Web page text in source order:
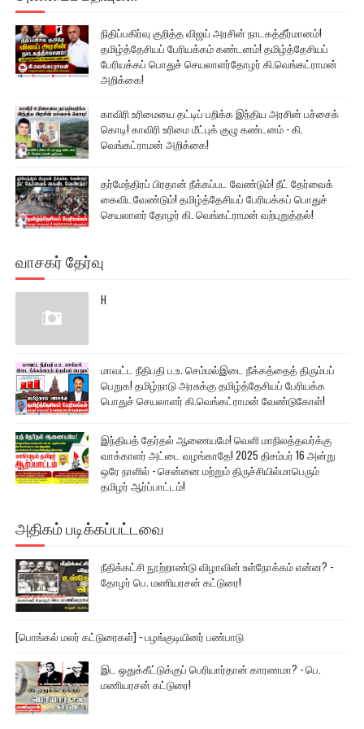
நிதிப்பகிர்வு குறித்த விஜய் அரசின் நாடகத்தீர்மானம்!
தமிழ்த்தேசியப் பேரியக்கம் கண்டனம்! தமிழ்த்தேசியப்
பேரியக்கப் பொதுச் செயலாளர்தோழர் கி.வெங்கட்ராமன்
அறிக்கை!
காவிரி உரிமையை தட்டிப் பறிக்க இந்திய அரசின் பச்சைக்
கொடி! காவிரி உரிமை மீட்புக் குழு கண்டனம் - கி.
வெங்கட்ராமன் அறிக்கை!
தர்மேந்திரப் பிரதான் நீக்கப்பட வேண்டும்! நீட் தேர்வைக்
கைவிடவேண்டும்! தமிழ்த்தேசியப் பேரியக்கப் பொதுச்
செயலாளர் தோழர் கி. வெங்கட்ராமன் வற்புறுத்தல்!
வாசகர் தேர்வு
H
மாவட்ட நீதிபதி ப.உ. செம்மல்இடை நீக்கத்தைத் திரும்பப்
பெறுக! தமிழ்நாடு அரசுக்கு தமிழ்த்தேசியப் பேரியக்க
பொதுச் செயலாளர் கி.வெங்கட்ராமன் வேண்டுகோள்!
இந்தியத் தேர்தல் ஆணையமே! வெளி மாநிலத்தவர்க்கு
வாக்காளர் அட்டை வழங்காதே! 2025 திசம்பர் 16 அன்று
ஒரே நாளில் - சென்னை மற்றும் திருச்சியில்மாபெரும்
தமிழர் ஆர்ப்பாட்டம்!
அதிகம் படிக்கப்பட்டவை
நீதிக்கட்சி நூற்றாண்டு விழாவின் உள்நோக்கம் என்ன? -
தோழர் பெ. மணியரசன் கட்டுரை!
[பொங்கல் மலர் கட்டுரைகள்] - பழங்குடியினர் பண்பாடு
இட ஒதுக்கீட்டுக்குப் பெரியார்தான் காரணமா? - பெ.
மணியரசன் கட்டுரை!